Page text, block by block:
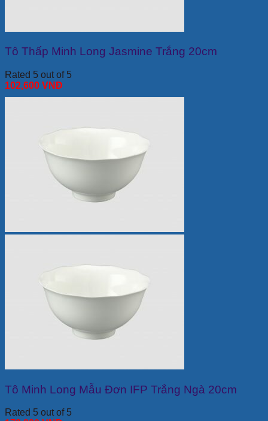
Tô Thấp Minh Long Jasmine Trắng 20cm
Rated 5 out of 5
102,600 VNĐ
Tô Minh Long Mẫu Đơn IFP Trắng Ngà 20cm
Rated 5 out of 5